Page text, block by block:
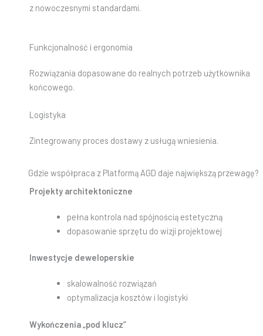
z nowoczesnymi standardami.
Funkcjonalność i ergonomia
Rozwiązania dopasowane do realnych potrzeb użytkownika
końcowego.
Logistyka
Zintegrowany proces dostawy z usługą wniesienia.
Gdzie współpraca z Platformą AGD daje największą przewagę?
Projekty architektoniczne
pełna kontrola nad spójnością estetyczną
dopasowanie sprzętu do wizji projektowej
Inwestycje deweloperskie
skalowalność rozwiązań
optymalizacja kosztów i logistyki
Wykończenia „pod klucz”